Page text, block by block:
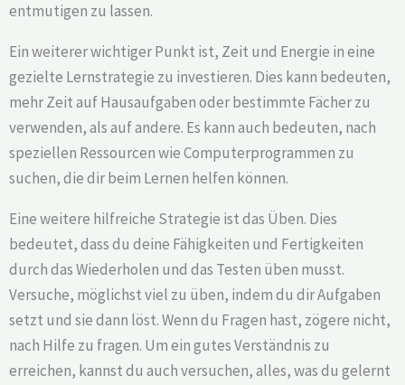
entmutigen zu lassen.
Ein weiterer wichtiger Punkt ist, Zeit und Energie in eine
gezielte Lernstrategie zu investieren. Dies kann bedeuten,
mehr Zeit auf Hausaufgaben oder bestimmte Fächer zu
verwenden, als auf andere. Es kann auch bedeuten, nach
speziellen Ressourcen wie Computerprogrammen zu
suchen, die dir beim Lernen helfen können.
Eine weitere hilfreiche Strategie ist das Üben. Dies
bedeutet, dass du deine Fähigkeiten und Fertigkeiten
durch das Wiederholen und das Testen üben musst.
Versuche, möglichst viel zu üben, indem du dir Aufgaben
setzt und sie dann löst. Wenn du Fragen hast, zögere nicht,
nach Hilfe zu fragen. Um ein gutes Verständnis zu
erreichen, kannst du auch versuchen, alles, was du gelernt